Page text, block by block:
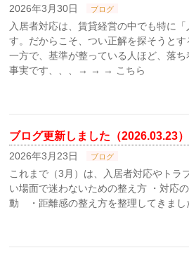
2026年3月30日 ブログ
入居者対応は、賃貸経営の中でも特に
す。だからこそ、つい正解を探そうと
一方で、基準が整っている人ほど、落
事実です、、、→ → → こちら
ブログ更新しました（2026.03.23）
2026年3月23日 ブログ
これまで（3月）は、入居者対応やトラ
い場面で迷わないための整え方 ・対応
動 ・距離感の整え方を整理してき